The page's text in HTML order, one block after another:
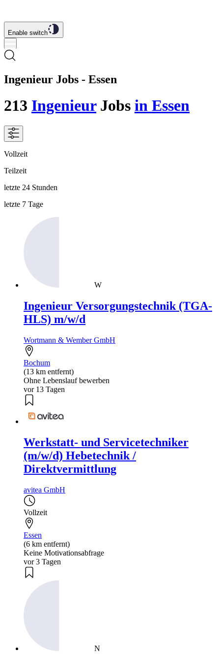
Enable switch
Ingenieur Jobs - Essen
213 IngenieurJobs in Essen
Vollzeit
Teilzeit
letzte 24 Stunden
letzte 7 Tage
W
Ingenieur Versorgungstechnik (TGA-
HLS) m/w/d
Wortmann & Wember GmbH
Bochum
(13 km entfernt)
Ohne Lebenslauf bewerben
vor 13 Tagen
Werkstatt- und Servicetechniker
(m/w/d) Hebetechnik /
Direktvermittlung
avitea GmbH
Vollzeit
Essen
(6 km entfernt)
Keine Motivationsabfrage
vor 3 Tagen
N